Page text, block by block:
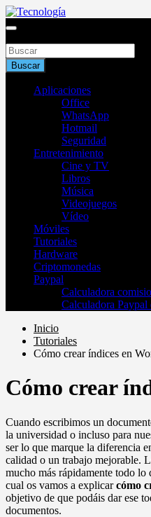
Saltar
al
Tecnología
Buscar
Aplicaciones
Office
WhatsApp
Hotmail
Seguridad
Entretenimiento
Cine y TV
Libros
Música
Videojuegos
Vídeo
Móviles
Tutoriales
Hardware
Criptomonedas
Paypal
Calculadora
Calculadora Paypal
Inicio
Tutoriales
Cómo crear índices en
Cómo crear
Cuando escribimos un
la universidad o incluso para
ser lo que marque la diferencia
calidad o un trabajo mejorable.
mucho más rápidamente todo lo
cual os vamos a explicarcómo
objetivo de que podáis dar ese
documentos.